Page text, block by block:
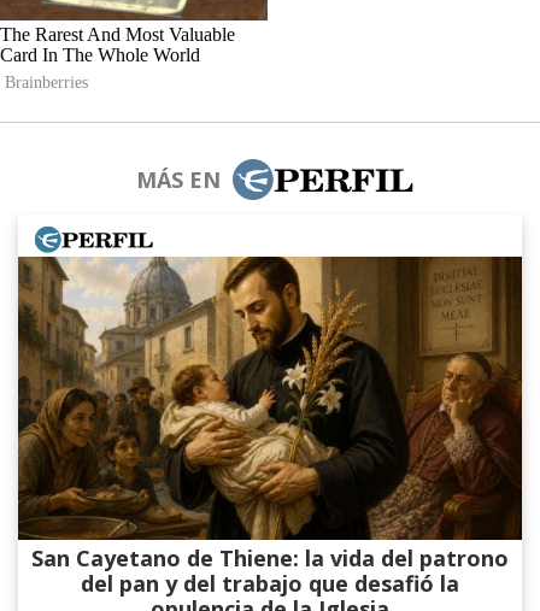
MÁS EN
San Cayetano de Thiene: la vida del patrono
del pan y del trabajo que desafió la